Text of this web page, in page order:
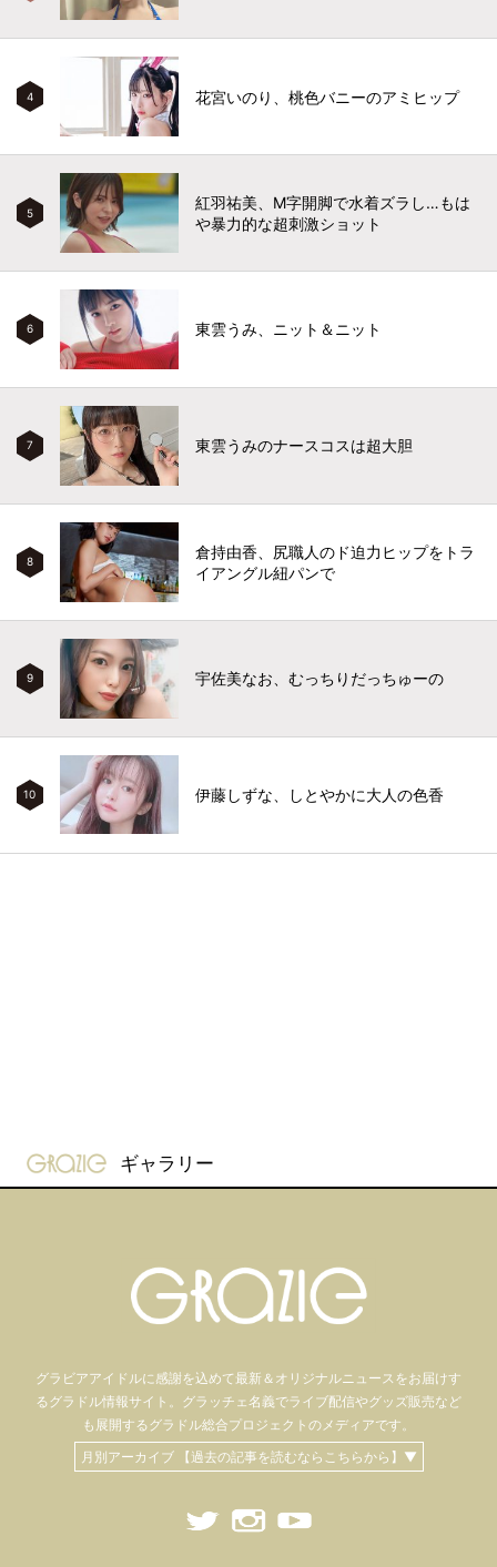
4 花宮いのり、桃色バニーのアミヒップ
5
紅羽祐美、M字開脚で水着ズラし…もは
や暴力的な超刺激ショット
6 東雲うみ、ニット＆ニット
7 東雲うみのナースコスは超大胆
8
倉持由香、尻職人のド迫力ヒップをトラ
イアングル紐パンで
9 宇佐美なお、むっちりだっちゅーの
10 伊藤しずな、しとやかに大人の色香
gravure-grazie
ギャラリー
グラビアアイドルに感謝を込めて最新＆オリジナルニュースをお届けす
るグラドル情報サイト。 グラッチェ名義でライブ配信やグッズ販売など
も 展開するグラドル総合プロジェクトのメディアです。
月別アーカイブ 【過去の記事を読むならこちらから】▼